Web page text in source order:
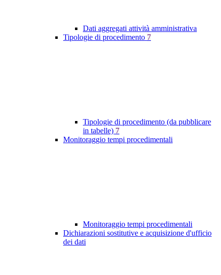
Dati aggregati attività amministrativa
Tipologie di procedimento 7
Tipologie di procedimento (da pubblicare
in tabelle) 7
Monitoraggio tempi procedimentali
Monitoraggio tempi procedimentali
Dichiarazioni sostitutive e acquisizione d'ufficio
dei dati